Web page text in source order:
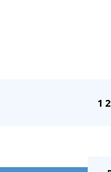
1